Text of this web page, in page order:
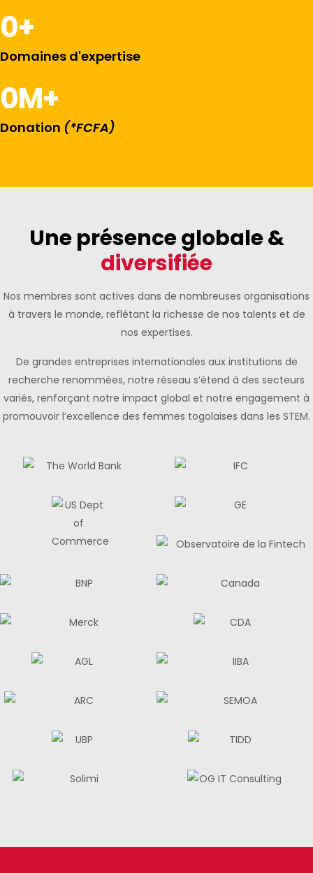
0+
Domaines d'expertise
0M+
Donation (*FCFA)
Une présence globale &
diversifiée
Nos membres sont actives dans de nombreuses organisations
à travers le monde, reflétant la richesse de nos talents et de
nos expertises.
De grandes entreprises internationales aux institutions de
recherche renommées, notre réseau s’étend à des secteurs
variés, renforçant notre impact global et notre engagement à
promouvoir l’excellence des femmes togolaises dans les STEM.